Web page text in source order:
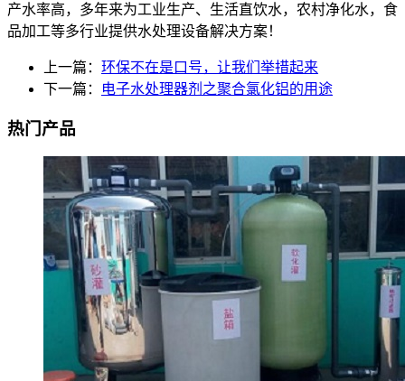
产水率高，多年来为工业生产、生活直饮水，农村净化水，食
品加工等多行业提供水处理设备解决方案！
上一篇： 环保不在是口号，让我们举措起来
下一篇：
电子水处理器剂之聚合氯化铝的用途
热门产品